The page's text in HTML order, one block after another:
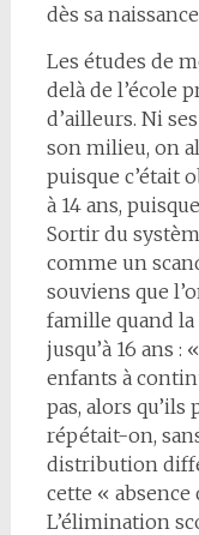
dès sa
Les études de
delà de l’école
d’ailleurs. Ni
son milieu, on
puisque c’était
à 14 ans,
Sortir du
comme un
souviens que
famille quand
jusqu’à 16 ans :
enfants à
pas, alors
répétait-on,
distribution
cette « absence
L’élimination